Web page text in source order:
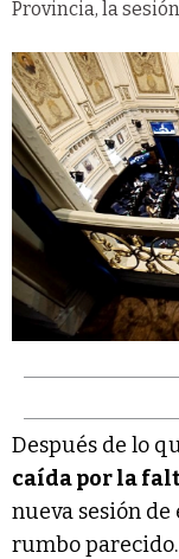
Provincia, la
Después de lo
caída por la
nueva sesión
rumbo